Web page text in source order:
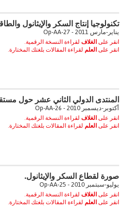
تكنولوجيا إنتاج السكر والإيثانول
يناير-مارس 2011 - Op-AA-27
انقر على الغلاف لقراءة النسخة الرقمية.
انقر على العلم لقراءة المقالات بلغتك المختارة.
المنتدى الدولي الثاني عشر حول
أكتوبر-ديسمبر 2010 - Op-AA-26
انقر على الغلاف لقراءة النسخة الرقمية.
انقر على العلم لقراءة المقالات بلغتك المختارة.
صورة لقطاع السكر والإيثانول.
يوليو-سبتمبر 2010 - Op-AA-25
انقر على الغلاف لقراءة النسخة الرقمية.
انقر على العلم لقراءة المقالات بلغتك المختارة.